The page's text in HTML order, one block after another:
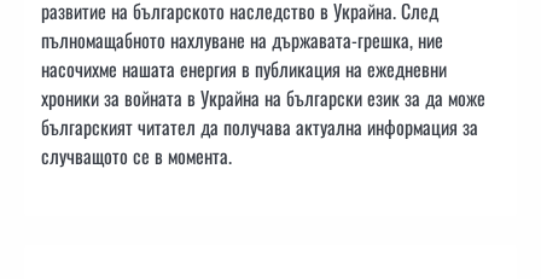
развитие на българското наследство в Украйна. След
пълномащабното нахлуване на държавата-грешка, ние
насочихме нашата енергия в публикация на ежедневни
хроники за войната в Украйна на български език за да може
българският читател да получава актуална информация за
случващото се в момента.